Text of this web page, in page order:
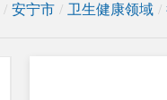
/ 安宁市 / 卫生健康领域 /